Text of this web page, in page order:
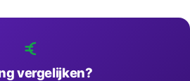
vergelijken?